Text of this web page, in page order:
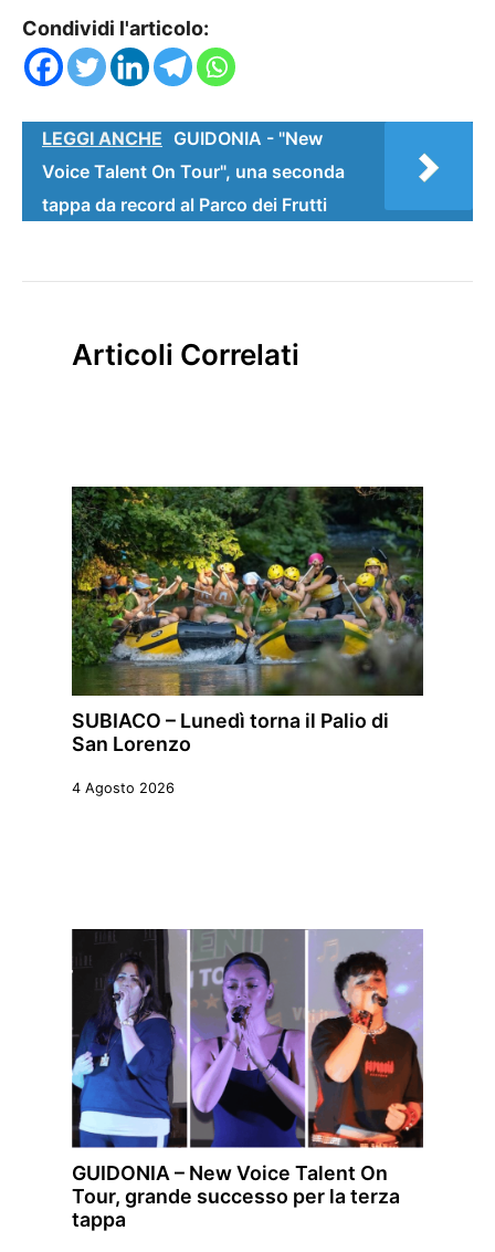
Condividi l'articolo:
LEGGI ANCHE GUIDONIA - "New
Voice Talent On Tour", una seconda
tappa da record al Parco dei Frutti
Articoli Correlati
SUBIACO – Lunedì torna il Palio di
San Lorenzo
4 Agosto 2026
GUIDONIA – New Voice Talent On
Tour, grande successo per la terza
tappa